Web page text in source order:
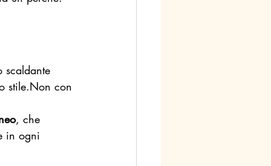
scaldante
stile.Non con
, che
in ogni